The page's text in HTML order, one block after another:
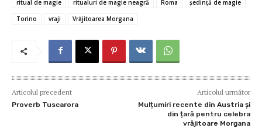
o
o
r t A
p
p
az
ritual de magie ritualuri de magie neagră Roma
şedinţă de magie
Torino
vraji Vrăjitoarea Morgana
Articolul precedent
Proverb Tuscarora
Articolul următor
Mulțumiri recente din Austria și
din țară pentru celebra
vrăjitoare Morgana